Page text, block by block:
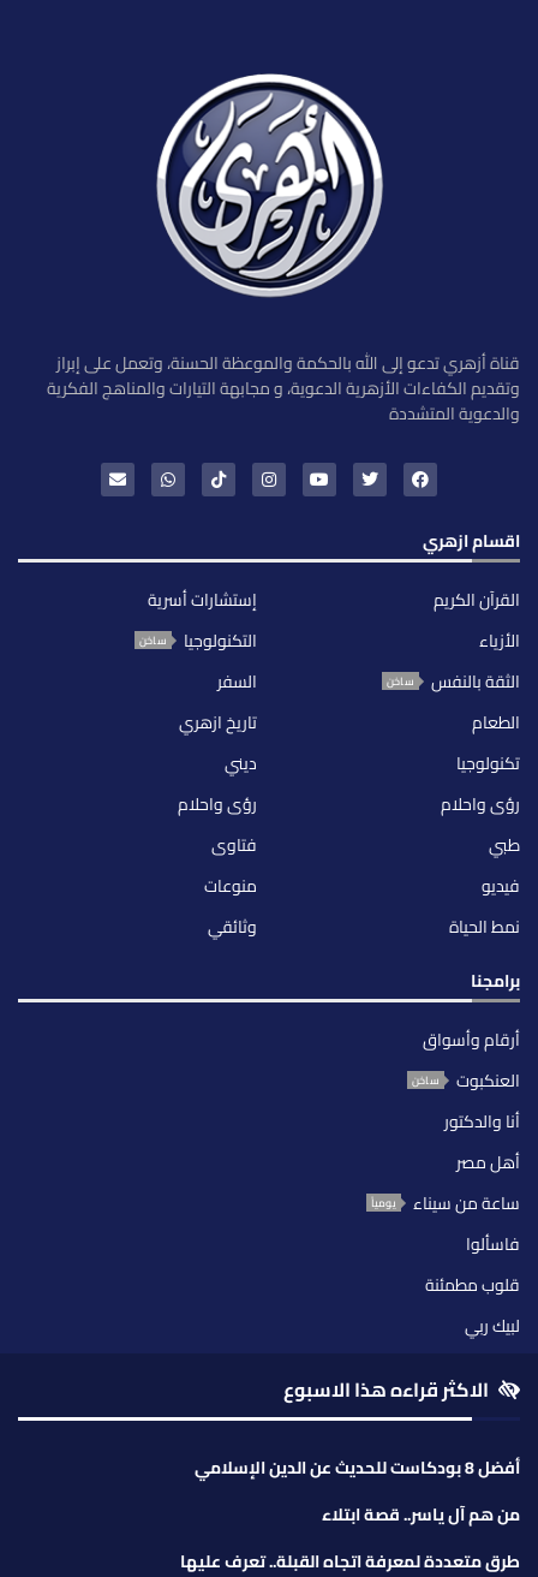
قناة أزهري تدعو إلى الله بالحكمة والموعظة الحسنة، وتعمل على إبراز
وتقديم الكفاءات الأزهرية الدعوية، و مجابهة التيارات والمناهج الفكرية
والدعوية المتشددة
اقسام ازهري
القرآن الكريم
إستشارات أسرية
الأزياء
التكنولوجيا ساخن
الثقة بالنفس ساخن
السفر
الطعام
تاريخ ازهري
تكنولوجيا
ديني
رؤى واحلام
رؤى واحلام
طبي
فتاوى
فيديو
منوعات
نمط الحياة
وثائقي
برامجنا
أرقام وأسواق
العنكبوت
ساخن
أنا والدكتور
أهل مصر
ساعة من سيناء
يومياً
فاسألوا
قلوب مطمئنة
لبيك ربي
الاكثر قراءه هذا الاسبوع
أفضل 8 بودكاست للحديث عن الدين الإسلامي
من هم آل ياسر.. قصة ابتلاء
طرق متعددة لمعرفة اتجاه القبلة.. تعرف عليها